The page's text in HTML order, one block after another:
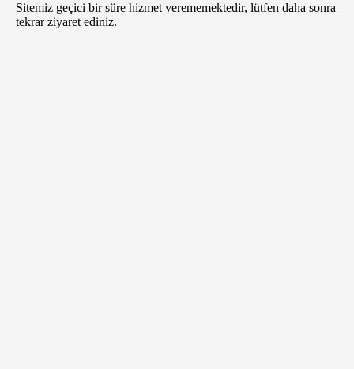
Sitemiz geçici bir süre hizmet verememektedir, lütfen daha sonra
tekrar ziyaret ediniz.